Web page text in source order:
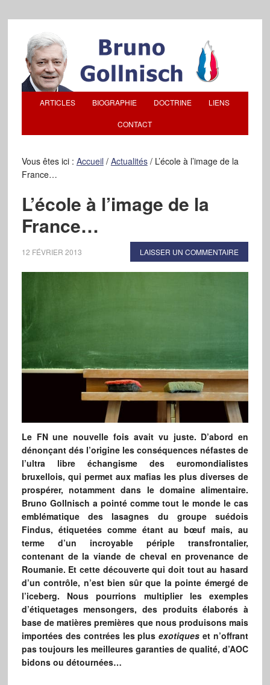
ARTICLES BIOGRAPHIE DOCTRINE LIENS
CONTACT
Vous êtes ici : Accueil / Actualités /L’école à l’image de la
France…
L’école à l’image de la
France…
12 FÉVRIER 2013 LAISSER UN COMMENTAIRE
Le FN une nouvelle fois avait vu juste. D’abord en
dénonçant dés l’origine les conséquences néfastes de
l’ultra libre échangisme des euromondialistes
bruxellois, qui permet aux mafias les plus diverses de
prospérer, notamment dans le domaine alimentaire.
Bruno Gollnisch a pointé comme tout le monde le cas
emblématique des lasagnes du groupe suédois
Findus, étiquetées comme étant au bœuf mais, au
terme d’un incroyable périple transfrontalier,
contenant de la viande de cheval en provenance de
Roumanie. Et cette découverte qui doit tout au hasard
d’un contrôle, n’est bien sûr que la pointe émergé de
l’iceberg. Nous pourrions multiplier les exemples
d’étiquetages mensongers, des produits élaborés à
base de matières premières que nous produisons mais
importées des contrées les plusexotiques et n’offrant
pas toujours les meilleures garanties de qualité, d’AOC
bidons ou détournées…